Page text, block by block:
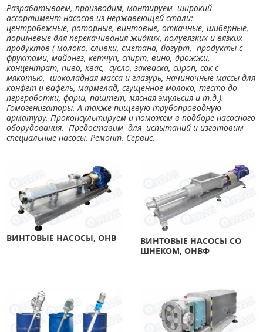
Разрабатываем, производим, монтируем широкий
ассортимент насосов из нержавеющей стали:
центробежные, роторные, винтовые, откачные, шиберные,
поршневые для перекачивания жидких, полувязких и вязких
продуктов ( молоко, сливки, сметана, йогурт, продукты с
фруктами, майонез, кетчуп, спирт, вино, дрожжи,
концентрат, пиво, квас, сусло, закваска, сироп, сок с
мякотью, шоколадная масса и глазурь, начиночные массы для
конфет и вафель, мармелад, сгущенное молоко, тесто до
переработки, фарш, паштет, мясная эмульсия и т.д.).
Гомогенизаторы. А также пищевую трубопроводную
арматуру. Проконсультируем и поможем в подборе насосного
оборудования. Предоставим для испытаний и изготовим
специальные насосы. Ремонт. Сервис.
ВИНТОВЫЕ НАСОСЫ, ОНВ
ВИНТОВЫЕ НАСОСЫ СО
ШНЕКОМ, ОНВФ